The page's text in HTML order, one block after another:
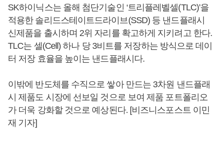
SK하이닉스는 올해 첨단기술인 ‘트리플레벨셀(TLC)’을
적용한 솔리드스테이트드라이브(SSD) 등 낸드플래시
신제품을 출시하며 2위 자리를 확고하게 지키려고 한다.
TLC는 셀(Cell) 하나 당 3비트를 저장하는 방식으로 데이
터 저장 효율을 높이는 낸드플래시다.
이밖에 반도체를 수직으로 쌓아 만드는 3차원 낸드플래
시 제품도 시장에 선보일 것으로 보여 제품 포트폴리오
가 더욱 강화할 것으로 예상된다. [비즈니스포스트 이민
재 기자]